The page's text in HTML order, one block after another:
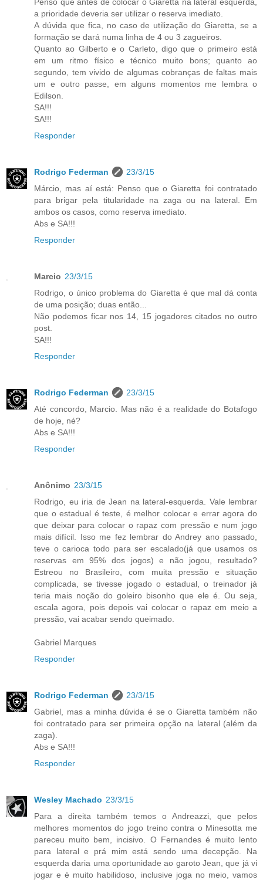
a prioridade deveria ser utilizar o reserva imediato.
A dúvida que fica, no caso de utilização do Giaretta, se a
formação se dará numa linha de 4 ou 3 zagueiros.
Quanto ao Gilberto e o Carleto, digo que o primeiro está
em um ritmo físico e técnico muito bons; quanto ao
segundo, tem vivido de algumas cobranças de faltas mais
um e outro passe, em alguns momentos me lembra o
Edilson.
SA!!!
SA!!!
Responder
Rodrigo Federman
23/3/15
Márcio, mas aí está: Penso que o Giaretta foi contratado
para brigar pela titularidade na zaga ou na lateral. Em
ambos os casos, como reserva imediato.
Abs e SA!!!
Responder
Marcio 23/3/15
Rodrigo, o único problema do Giaretta é que mal dá conta
de uma posição; duas então...
Não podemos ficar nos 14, 15 jogadores citados no outro
post.
SA!!!
Responder
Rodrigo Federman
23/3/15
Até concordo, Marcio. Mas não é a realidade do Botafogo
de hoje, né?
Abs e SA!!!
Responder
Anônimo 23/3/15
Rodrigo, eu iria de Jean na lateral-esquerda. Vale lembrar
que o estadual é teste, é melhor colocar e errar agora do
que deixar para colocar o rapaz com pressão e num jogo
mais difícil. Isso me fez lembrar do Andrey ano passado,
teve o carioca todo para ser escalado(já que usamos os
reservas em 95% dos jogos) e não jogou, resultado?
Estreou no Brasileiro, com muita pressão e situação
complicada, se tivesse jogado o estadual, o treinador já
teria mais noção do goleiro bisonho que ele é. Ou seja,
escala agora, pois depois vai colocar o rapaz em meio a
pressão, vai acabar sendo queimado.
Gabriel Marques
Responder
Rodrigo Federman
23/3/15
Gabriel, mas a minha dúvida é se o Giaretta também não
foi contratado para ser primeira opção na lateral (além da
zaga).
Abs e SA!!!
Responder
Wesley Machado 23/3/15
Para a direita também temos o Andreazzi, que pelos
melhores momentos do jogo treino contra o Minesotta me
pareceu muito bem, incisivo. O Fernandes é muito lento
para lateral e prá mim está sendo uma decepção. Na
esquerda daria uma oportunidade ao garoto Jean, que já vi
jogar e é muito habilidoso, inclusive joga no meio, vamos